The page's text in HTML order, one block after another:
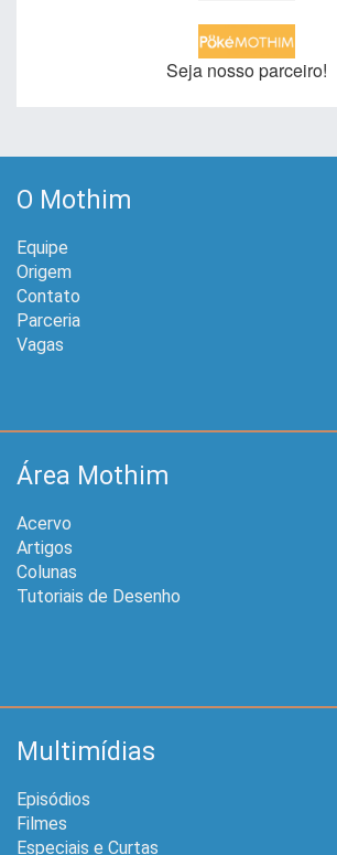
Seja nosso parceiro!
O Mothim
Equipe
Origem
Contato
Parceria
Vagas
Área Mothim
Acervo
Artigos
Colunas
Tutoriais de Desenho
Multimídias
Episódios
Filmes
Especiais e Curtas